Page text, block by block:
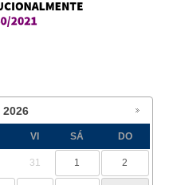
2026
VI SÁ DO
31 1 2